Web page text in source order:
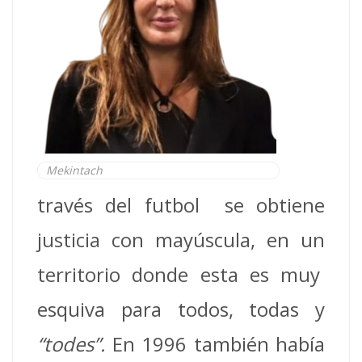
Mekintach
través del futbol se obtiene
justicia con mayúscula, en un
territorio donde esta es muy
esquiva para todos, todas y
“todes”. En 1996 también había